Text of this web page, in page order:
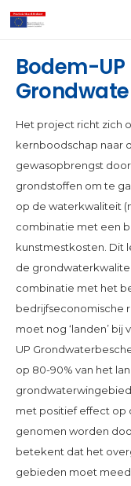
Bodem-UP
Het project richt zich
kernboodschap naar
gewasopbrengst
grondstoffen om te
op de waterkwaliteit
combinatie met een
kunstmestkosten. Dit
de
combinatie met het
bedrijfseconomische
moet nog ‘landen’ bij
UP
op 80-90% van het
met positief effect op
genomen worden
betekent dat het
gebieden moet